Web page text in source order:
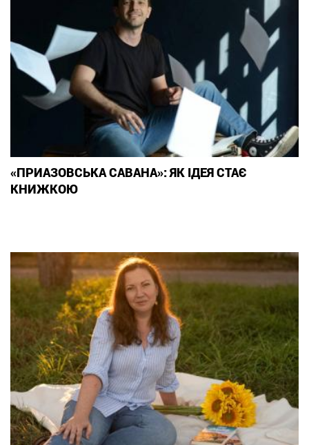
«ПРИАЗОВСЬКА САВАНА»: ЯК ІДЕЯ СТАЄ
КНИЖКОЮ